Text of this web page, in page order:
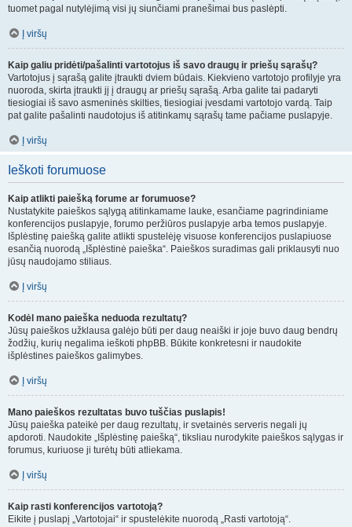
tuomet pagal nutylėjimą visi jų siunčiami pranešimai bus paslėpti.
Į viršų
Kaip galiu pridėti/pašalinti vartotojus iš savo draugų ir priešų sąrašų?
Vartotojus į sąrašą galite įtraukti dviem būdais. Kiekvieno vartotojo profilyje yra
nuoroda, skirta įtraukti jį į draugų ar priešų sąrašą. Arba galite tai padaryti
tiesiogiai iš savo asmeninės skilties, tiesiogiai įvesdami vartotojo vardą. Taip
pat galite pašalinti naudotojus iš atitinkamų sąrašų tame pačiame puslapyje.
Į viršų
Ieškoti forumuose
Kaip atlikti paiešką forume ar forumuose?
Nustatykite paieškos sąlygą atitinkamame lauke, esančiame pagrindiniame
konferencijos puslapyje, forumo peržiūros puslapyje arba temos puslapyje.
Išplėstinę paiešką galite atlikti spustelėję visuose konferencijos puslapiuose
esančią nuorodą „Išplėstinė paieška“. Paieškos suradimas gali priklausyti nuo
jūsų naudojamo stiliaus.
Į viršų
Kodėl mano paieška neduoda rezultatų?
Jūsų paieškos užklausa galėjo būti per daug neaiški ir joje buvo daug bendrų
žodžių, kurių negalima ieškoti phpBB. Būkite konkretesni ir naudokite
išplėstines paieškos galimybes.
Į viršų
Mano paieškos rezultatas buvo tuščias puslapis!
Jūsų paieška pateikė per daug rezultatų, ir svetainės serveris negali jų
apdoroti. Naudokite „Išplėstinę paiešką“, tiksliau nurodykite paieškos sąlygas ir
forumus, kuriuose ji turėtų būti atliekama.
Į viršų
Kaip rasti konferencijos vartotoją?
Eikite į puslapį „Vartotojai“ ir spustelėkite nuorodą „Rasti vartotoją“.